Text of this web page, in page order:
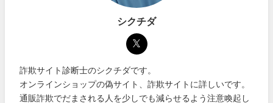
シクチダ
詐欺サイト診断士のシクチダです。
オンラインショップの偽サイト、詐欺サイトに詳しいです。
通販詐欺でだまされる人を少しでも減らせるよう注意喚起し